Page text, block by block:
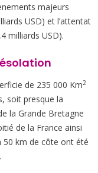
majeurs
USD) et l’attentat
milliards USD).
de 235 000 Km2
soit presque la
la Grande Bretagne
de la France ainsi
50 km de côte ont été